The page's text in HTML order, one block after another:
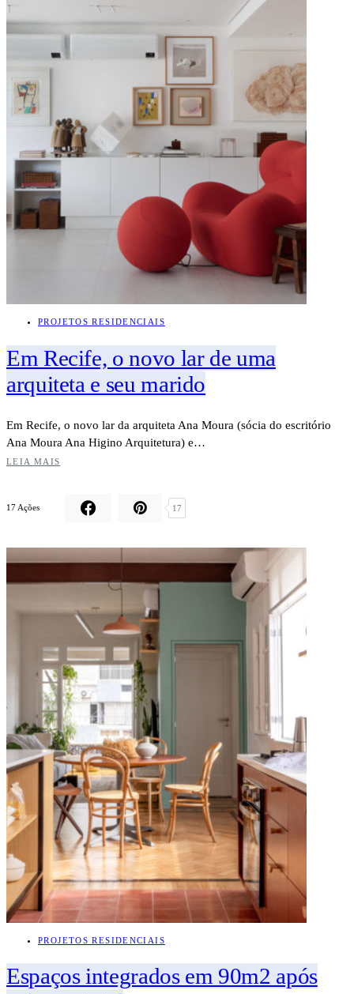
PROJETOS RESIDENCIAIS
Em Recife, o novo lar de uma
arquiteta e seu marido
Em Recife, o novo lar da arquiteta Ana Moura (sócia do escritório
Ana Moura Ana Higino Arquitetura) e…
LEIA MAIS
17 Ações 17
PROJETOS RESIDENCIAIS
Espaços integrados em 90m2 após